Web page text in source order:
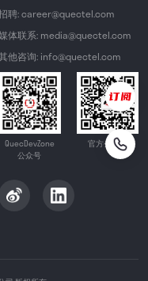
聘: career@quectel.com
体联系: media@quectel.com
他咨询: info@quectel.com
QuecDevZone
公众号
官方公众号